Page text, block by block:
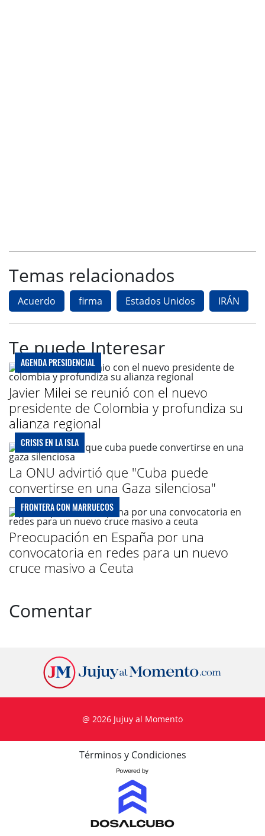
Temas relacionados
Acuerdo firma Estados Unidos IRÁN
Te puede Interesar
AGENDA PRESIDENCIAL
Javier Milei se reunió con el nuevo
presidente de Colombia y profundiza su
alianza regional
CRISIS EN LA ISLA
La ONU advirtió que "Cuba puede
convertirse en una Gaza silenciosa"
FRONTERA CON MARRUECOS
Preocupación en España por una
convocatoria en redes para un nuevo
cruce masivo a Ceuta
Comentar
@ 2026 Jujuy al Momento
Términos y Condiciones